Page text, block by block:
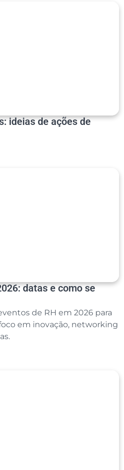
ideias de ações de
datas e como se
de RH em 2026 para
em inovação, networking